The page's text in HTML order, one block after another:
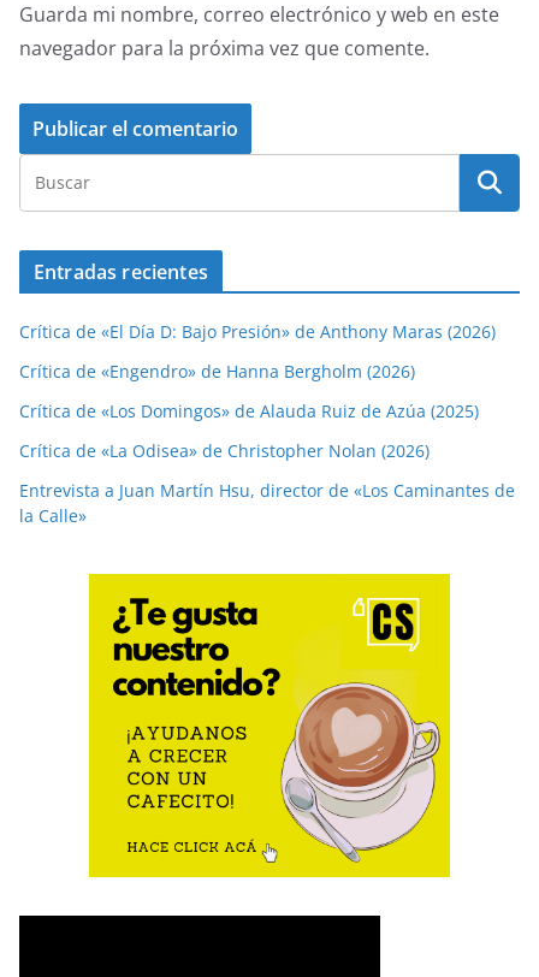
Guarda mi nombre, correo electrónico y web en este
navegador para la próxima vez que comente.
Entradas recientes
Crítica de «El Día D: Bajo Presión» de Anthony Maras (2026)
Crítica de «Engendro» de Hanna Bergholm (2026)
Crítica de «Los Domingos» de Alauda Ruiz de Azúa (2025)
Crítica de «La Odisea» de Christopher Nolan (2026)
Entrevista a Juan Martín Hsu, director de «Los Caminantes de
la Calle»